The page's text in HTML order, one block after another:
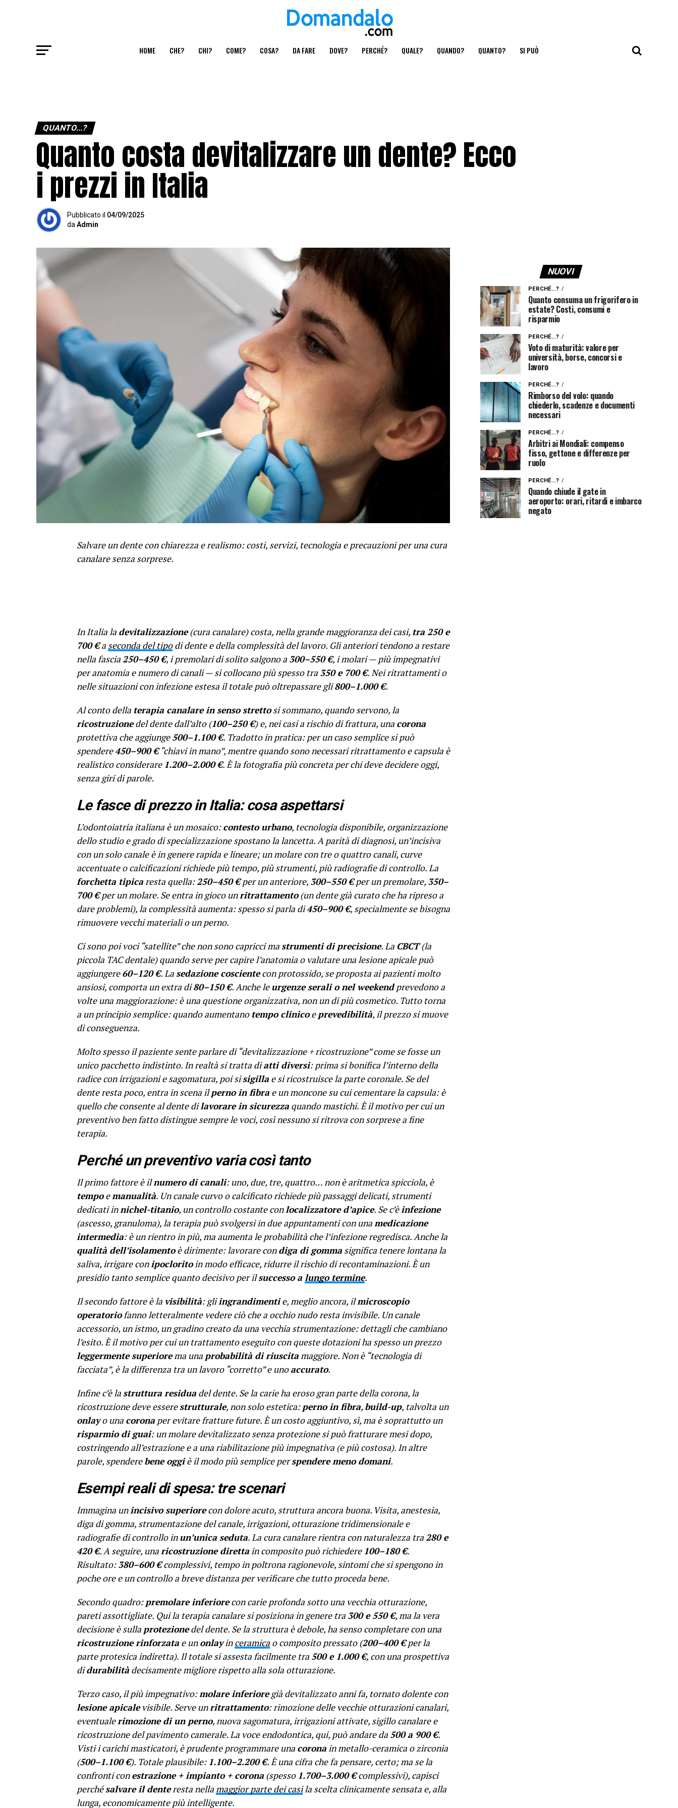
HOME CHE? CHI? COME? COSA? DA FARE DOVE? PERCHÉ? QUALE? QUANDO? QUANTO? SI PUÒ
QUANTO...?
Quanto costa devitalizzare un dente? Ecco
i prezzi in Italia
Pubblicato il 04/09/2025
da Admin
Salvare un dente con chiarezza e realismo: costi, servizi, tecnologia e precauzioni per una cura
canalare senza sorprese.
In Italia la devitalizzazione(cura canalare) costa, nella grande maggioranza dei casi, tra 250 e
700 €a seconda del tipodi dente e della complessità del lavoro. Gli anteriori tendono a restare
nella fascia 250–450 €, i premolari di solito salgono a 300–550 €, i molari — più impegnativi
per anatomia e numero di canali — si collocano più spesso tra 350 e 700 €. Nei ritrattamenti o
nelle situazioni con infezione estesa il totale può oltrepassare gli800–1.000 €.
Al conto della terapia canalare in senso strettosi sommano, quando servono, la
ricostruzionedel dente dall’alto (100–250 €) e, nei casi a rischio di frattura, una corona
protettiva che aggiunge500–1.100 €. Tradotto in pratica: per un caso semplice si può
spendere450–900 €“chiavi in mano”, mentre quando sono necessari ritrattamento e capsula è
realistico considerare 1.200–2.000 €. È la fotografia più concreta per chi deve decidere oggi,
senza giri di parole.
Le fasce di prezzo in Italia: cosa aspettarsi
L’odontoiatria italiana è un mosaico:contesto urbano, tecnologia disponibile, organizzazione
dello studio e grado di specializzazione spostano la lancetta. A parità di diagnosi, un’incisiva
con un solo canale è in genere rapida e lineare; un molare con tre o quattro canali, curve
accentuate o calcificazioni richiede più tempo, più strumenti, più radiografie di controllo. La
forchetta tipica resta quella:250–450 €per un anteriore, 300–550 €per un premolare, 350–
700 €per un molare. Se entra in gioco un ritrattamento(un dente già curato che ha ripreso a
dare problemi), la complessità aumenta: spesso si parla di450–900 €, specialmente se bisogna
rimuovere vecchi materiali o un perno.
Ci sono poi voci “satellite” che non sono capricci ma strumenti di precisione. La CBCT(la
piccola TAC dentale) quando serve per capire l’anatomia o valutare una lesione apicale può
aggiungere60–120 €. La sedazione coscientecon protossido, se proposta ai pazienti molto
ansiosi, comporta un extra di80–150 €. Anche leurgenze serali o nel weekendprevedono a
volte una maggiorazione: è una questione organizzativa, non un di più cosmetico. Tutto torna
a un principio semplice: quando aumentano tempo clinicoeprevedibilità, il prezzo si muove
di conseguenza.
Molto spesso il paziente sente parlare di “devitalizzazione + ricostruzione” come se fosse un
unico pacchetto indistinto. In realtà si tratta diatti diversi: prima si bonifica l’interno della
radice con irrigazioni e sagomatura, poi sisigilla e si ricostruisce la parte coronale. Se del
dente resta poco, entra in scena ilperno in fibra e un moncone su cui cementare la capsula: è
quello che consente al dente dilavorare in sicurezza quando mastichi. È il motivo per cui un
preventivo ben fatto distingue sempre le voci, così nessuno si ritrova con sorprese a fine
terapia.
Perché un preventivo varia così tanto
Il primo fattore è ilnumero di canali: uno, due, tre, quattro… non è aritmetica spicciola, è
tempoe manualità. Un canale curvo o calcificato richiede più passaggi delicati, strumenti
dedicati in nichel-titanio, un controllo costante con localizzatore d’apice. Se c’è infezione
(ascesso, granuloma), la terapia può svolgersi in due appuntamenti con una medicazione
intermedia: è un rientro in più, ma aumenta le probabilità che l’infezione regredisca. Anche la
qualità dell’isolamentoè dirimente: lavorare condiga di gomma significa tenere lontana la
saliva, irrigare con ipocloritoin modo efficace, ridurre il rischio di recontaminazioni. È un
presidio tanto semplice quanto decisivo per ilsuccesso a lungo termine.
Il secondo fattore è la visibilità: gliingrandimentie, meglio ancora, ilmicroscopio
operatoriofanno letteralmente vedere ciò che a occhio nudo resta invisibile. Un canale
accessorio, un istmo, un gradino creato da una vecchia strumentazione: dettagli che cambiano
l’esito. È il motivo per cui un trattamento eseguito con queste dotazioni ha spesso un prezzo
leggermente superiorema una probabilità di riuscita maggiore. Non è “tecnologia di
facciata”, è la differenza tra un lavoro “corretto” e unoaccurato.
Infine c’è la struttura residua del dente. Se la carie ha eroso gran parte della corona, la
ricostruzione deve esserestrutturale, non solo estetica:perno in fibra, build-up, talvolta un
onlayo una corona per evitare fratture future. È un costo aggiuntivo, sì, ma è soprattutto un
risparmio di guai: un molare devitalizzato senza protezione si può fratturare mesi dopo,
costringendo all’estrazione e a una riabilitazione più impegnativa (e più costosa). In altre
parole, spenderebene oggiè il modo più semplice perspendere meno domani.
Esempi reali di spesa: tre scenari
Immagina un incisivo superiorecon dolore acuto, struttura ancora buona. Visita, anestesia,
diga di gomma, strumentazione del canale, irrigazioni, otturazione tridimensionale e
radiografie di controllo inun’unica seduta. La cura canalare rientra con naturalezza tra 280 e
420 €. A seguire, una ricostruzione diretta in composito può richiedere 100–180 €.
Risultato:380–600 €complessivi, tempo in poltrona ragionevole, sintomi che si spengono in
poche ore e un controllo a breve distanza per verificare che tutto proceda bene.
Secondo quadro:premolare inferiorecon carie profonda sotto una vecchia otturazione,
pareti assottigliate. Qui la terapia canalare si posiziona in genere tra 300 e 550 €, ma la vera
decisione è sulla protezionedel dente. Se la struttura è debole, ha senso completare con una
ricostruzione rinforzata e unonlayinceramica o composito pressato (200–400 €per la
parte protesica indiretta). Il totale si assesta facilmente tra 500 e 1.000 €, con una prospettiva
didurabilità decisamente migliore rispetto alla sola otturazione.
Terzo caso, il più impegnativo: molare inferioregià devitalizzato anni fa, tornato dolente con
lesione apicalevisibile. Serve un ritrattamento: rimozione delle vecchie otturazioni canalari,
eventuale rimozione di un perno, nuova sagomatura, irrigazioni attivate, sigillo canalare e
ricostruzione del pavimento camerale. La voce endodontica, qui, può andare da 500 a 900 €.
Visti i carichi masticatori, è prudente programmare una corona in metallo-ceramica o zirconia
(500–1.100 €). Totale plausibile: 1.100–2.200 €. È una cifra che fa pensare, certo; ma se la
confronti conestrazione + impianto + corona (spesso 1.700–3.000 €complessivi), capisci
perchésalvare il denteresta nella maggior parte dei casila scelta clinicamente sensata e, alla
lunga, economicamente più intelligente.
NUOVI
PERCHÉ...?
Quanto consuma un frigorifero in
estate? Costi, consumi e
risparmio
PERCHÉ...?
Voto di maturità: valore per
università, borse, concorsi e
lavoro
PERCHÉ...?
Rimborso del volo: quando
chiederlo, scadenze e documenti
necessari
PERCHÉ...?
Arbitri ai Mondiali: compenso
fisso, gettone e differenze per
ruolo
PERCHÉ...?
Quando chiude il gate in
aeroporto: orari, ritardi e imbarco
negato